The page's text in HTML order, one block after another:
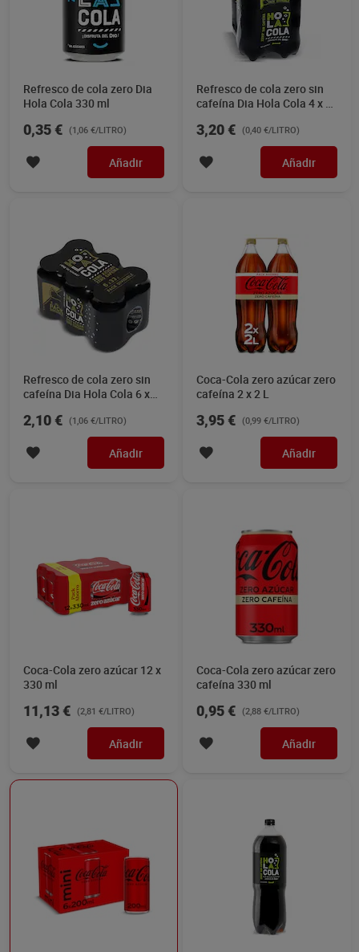
Refresco de cola zero Dia
Hola Cola 330 ml
0,35 € (1,06 €/LITRO)
Añadir
Refresco de cola zero sin
cafeína Dia Hola Cola 4 x 2
3,20 € (0,40 €/LITRO)
Añadir
Refresco de cola zero sin
cafeína Dia Hola Cola 6 x
2,10 € (1,06 €/LITRO)
Añadir
Coca-Cola zero azúcar zero
cafeína 2 x 2 L
3,95 € (0,99 €/LITRO)
Añadir
Coca-Cola zero azúcar 12 x
330 ml
11,13 € (2,81 €/LITRO)
Añadir
Coca-Cola zero azúcar zero
cafeína 330 ml
0,95 € (2,88 €/LITRO)
Añadir